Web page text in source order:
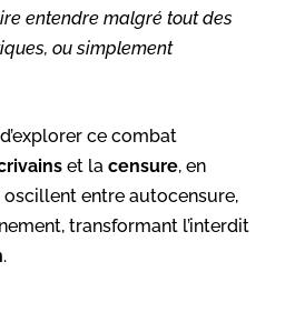
entendre malgré tout des
ou simplement
ce combat
et la censure, en
entre autocensure,
transformant l’interdit
.